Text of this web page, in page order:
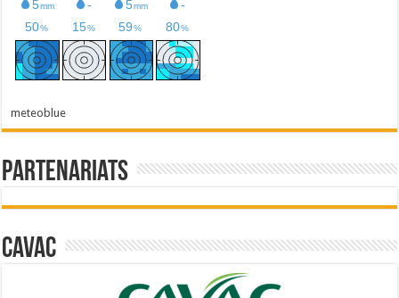
meteoblue
Partenariats
Cavac